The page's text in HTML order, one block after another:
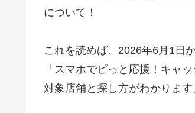
について！
これを読めば、2026年6月1日
「スマホでピっと応援！キャ
対象店舗と探し方がわかります